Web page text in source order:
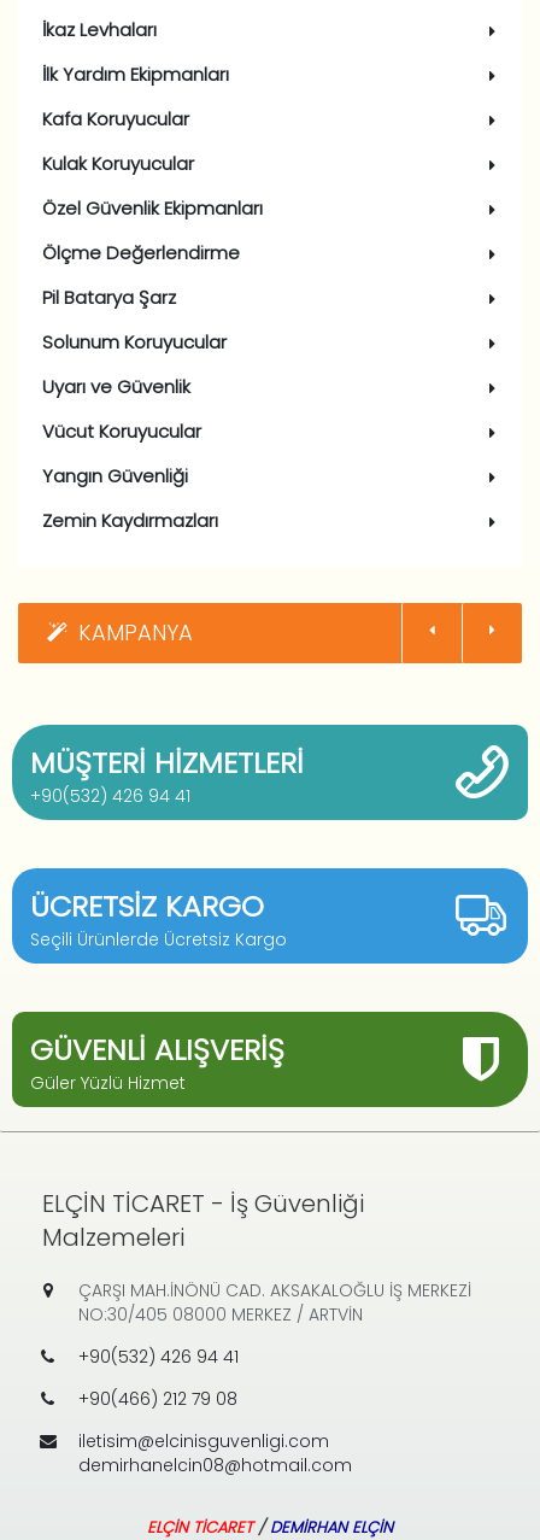
İkaz Levhaları
İlk Yardım Ekipmanları
Kafa Koruyucular
Kulak Koruyucular
Özel Güvenlik Ekipmanları
Ölçme Değerlendirme
Pil Batarya Şarz
Solunum Koruyucular
Uyarı ve Güvenlik
Vücut Koruyucular
Yangın Güvenliği
Zemin Kaydırmazları
KAMPANYA
MÜŞTERI HIZMETLERI
+90(532) 426 94 41
ÜCRETSIZ KARGO
Seçili Ürünlerde Ücretsiz Kargo
GÜVENLI ALIŞVERIŞ
Güler Yüzlü Hizmet
ELÇİN TİCARET - İş Güvenliği
Malzemeleri
ÇARŞI MAH.İNÖNÜ CAD. AKSAKALOĞLU İŞ MERKEZİ
NO:30/405 08000 MERKEZ / ARTVİN
+90(532) 426 94 41
+90(466) 212 79 08
iletisim@elcinisguvenligi.com
demirhanelcin08@hotmail.com
ELÇİN TİCARET/DEMİRHAN ELÇİN